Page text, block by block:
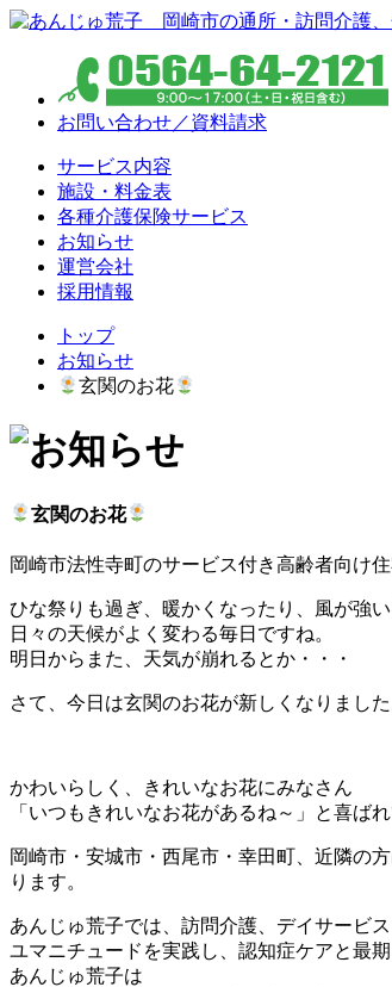
お問い合わせ／資料請求
サービス内容
施設・料金表
各種介護保険サービス
お知らせ
運営会社
採用情報
トップ
お知らせ
玄関のお花
玄関のお花
岡崎市法性寺町のサービス付き高齢者向け
ひな祭りも過ぎ、暖かくなったり、風が強い
日々の天候がよく変わる毎日ですね。
明日からまた、天気が崩れるとか・・・
さて、今日は玄関のお花が新しくなりました
かわいらしく、きれいなお花にみなさん
「いつもきれいなお花があるね～」と喜ばれ
岡崎市・安城市・西尾市・幸田町、近隣の
ります。
あんじゅ荒子では、訪問介護、デイサービス
ユマニチュードを実践し、認知症ケアと最
あんじゅ荒子は